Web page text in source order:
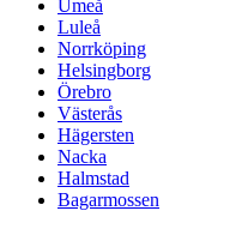
Umeå
Luleå
Norrköping
Helsingborg
Örebro
Västerås
Hägersten
Nacka
Halmstad
Bagarmossen